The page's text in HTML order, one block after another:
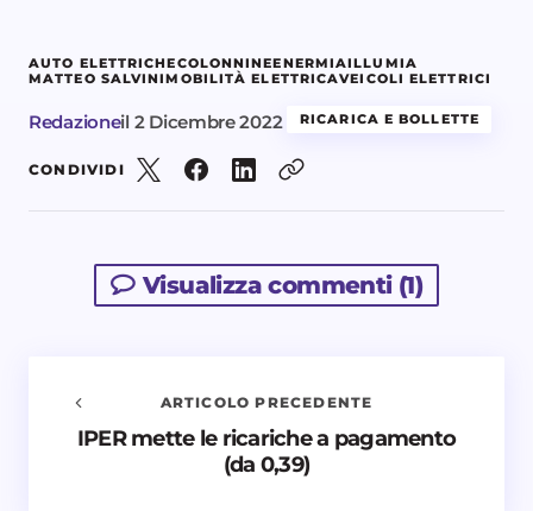
AUTO ELETTRICHECOLONNINEENERMIAILLUMIA
MATTEO SALVINIMOBILITÀ ELETTRICAVEICOLI ELETTRICI
Redazioneil 2 Dicembre 2022 RICARICA E BOLLETTE
CONDIVIDI
Visualizza commenti (1)
Avvisami quando vengono aggiunti nuovi
ARTICOLO PRECEDENTE
IPER mette le ricariche a pagamento
(da 0,39)